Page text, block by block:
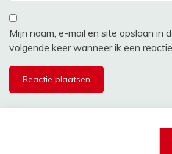
Mijn naam, e-mail en site opslaan in
volgende keer wanneer ik een